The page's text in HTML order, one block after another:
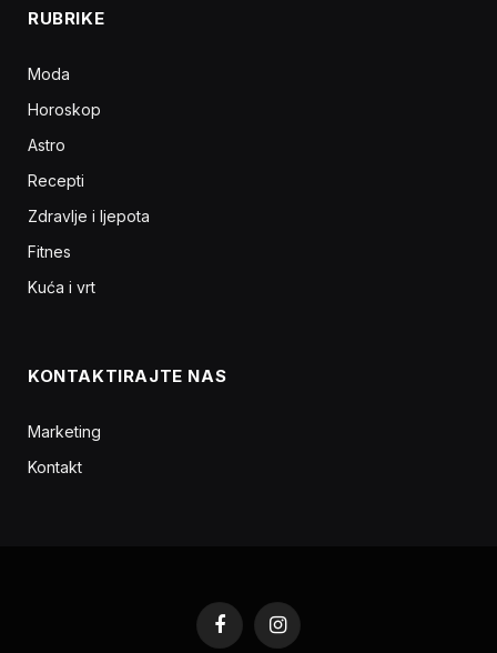
RUBRIKE
Moda
Horoskop
Astro
Recepti
Zdravlje i ljepota
Fitnes
Kuća i vrt
KONTAKTIRAJTE NAS
Marketing
Kontakt
FacebookInstagram